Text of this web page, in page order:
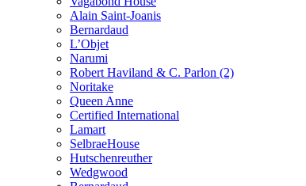
Alain Saint-Joanis
Bernardaud
L’Objet
Narumi
Robert Haviland & C. Parlon (2)
Noritakе
Queen Anne
Certified International
Lamart
SelbraeHouse
Hutschenreuther
Wedgwood